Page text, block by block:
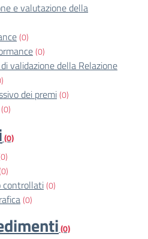
e valutazione della
(0)
(0)
validazione della Relazione
dei premi(0)
(0)
(0)
controllati(0)
(0)
(0)